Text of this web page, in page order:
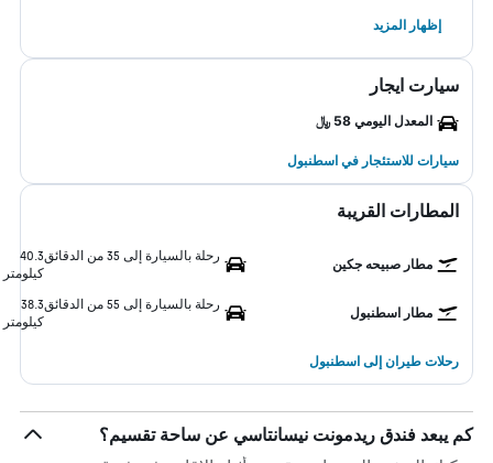
إظهار المزيد
سيارت ايجار
المعدل اليومي 58 ﷼
سيارات للاستئجار في اسطنبول
المطارات القريبة
مطار صبيحه جكين
رحلة بالسيارة إلى 35 من الدقائق
40.3
كيلومتر
مطار اسطنبول
رحلة بالسيارة إلى 55 من الدقائق
38.3
كيلومتر
رحلات طيران إلى اسطنبول
كم يبعد فندق ريدمونت نيسانتاسي عن ساحة تقسيم؟